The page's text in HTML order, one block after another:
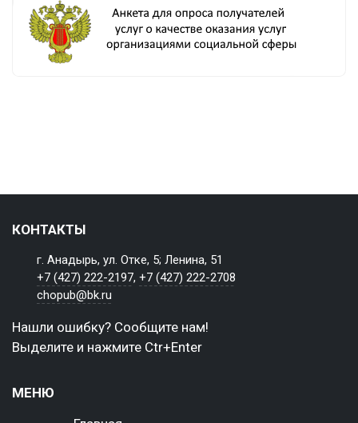
КОНТАКТЫ
г. Анадырь, ул. Отке, 5; Ленина, 51
+7 (427) 222-2197,+7 (427) 222-2708
chopub@bk.ru
Нашли ошибку? Сообщите нам!
Выделите и нажмите Ctr+Enter
МЕНЮ